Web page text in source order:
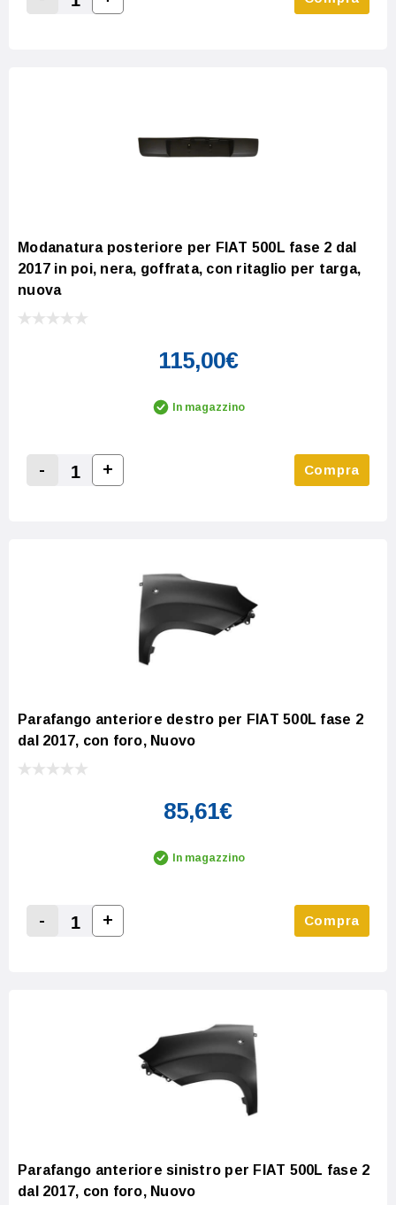
Decrease Quantity:
Increase Quantity:
Modanatura posteriore per FIAT 500L fase 2 dal
2017 in poi, nera, goffrata, con ritaglio per targa,
nuova
115,00€
In magazzino
Decrease Quantity:
-
Increase Quantity:
+ Compra
Parafango anteriore destro per FIAT 500L fase 2
dal 2017, con foro, Nuovo
85,61€
In magazzino
Decrease Quantity:
-
Increase Quantity:
+ Compra
Parafango anteriore sinistro per FIAT 500L fase 2
dal 2017, con foro, Nuovo